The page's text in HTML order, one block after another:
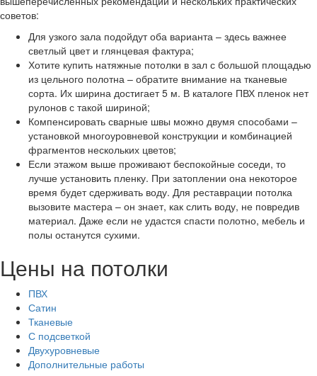
советов:
Для узкого зала подойдут оба варианта – здесь важнее
светлый цвет и глянцевая фактура;
Хотите купить натяжные потолки в зал с большой площадью
из цельного полотна – обратите внимание на тканевые
сорта. Их ширина достигает 5 м. В каталоге ПВХ пленок нет
рулонов с такой шириной;
Компенсировать сварные швы можно двумя способами –
установкой многоуровневой конструкции и комбинацией
фрагментов нескольких цветов;
Если этажом выше проживают беспокойные соседи, то
лучше установить пленку. При затоплении она некоторое
время будет сдерживать воду. Для реставрации потолка
вызовите мастера – он знает, как слить воду, не повредив
материал. Даже если не удастся спасти полотно, мебель и
полы останутся сухими.
Цены на потолки
ПВХ
Сатин
Тканевые
С подсветкой
Двухуровневые
Дополнительные работы